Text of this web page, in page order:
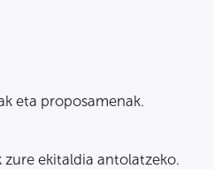
eta proposamenak.
zure ekitaldia antolatzeko.